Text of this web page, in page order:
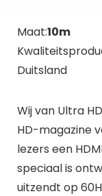
Maat:10m
Duitsland
Wij van Ultra
HD-magazine
lezers een
speciaal is
uitzendt op